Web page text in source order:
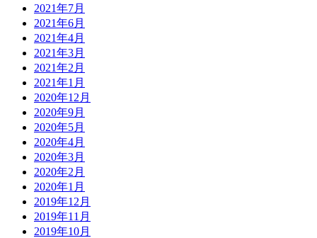
2021年7月
2021年6月
2021年4月
2021年3月
2021年2月
2021年1月
2020年12月
2020年9月
2020年5月
2020年4月
2020年3月
2020年2月
2020年1月
2019年12月
2019年11月
2019年10月